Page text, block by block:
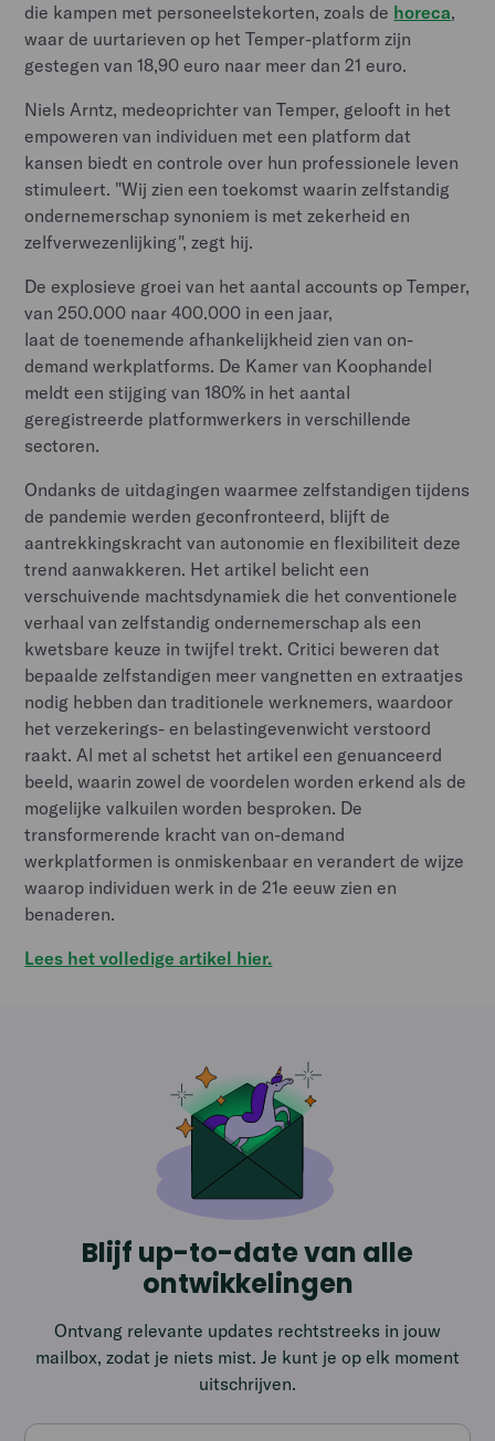
die kampen met personeelstekorten, zoals de horeca,
waar de uurtarieven op het Temper-platform zijn
gestegen van 18,90 euro naar meer dan 21 euro.
Niels Arntz, medeoprichter van Temper, gelooft in het
empoweren van individuen met een platform dat
kansen biedt en controle over hun professionele leven
stimuleert. "Wij zien een toekomst waarin zelfstandig
ondernemerschap synoniem is met zekerheid en
zelfverwezenlijking", zegt hij.
De explosieve groei van het aantal accounts op Temper,
van 250.000 naar 400.000 in een jaar,
laat de toenemende afhankelijkheid zien van on-
demand werkplatforms. De Kamer van Koophandel
meldt een stijging van 180% in het aantal
geregistreerde platformwerkers in verschillende
sectoren.
Ondanks de uitdagingen waarmee zelfstandigen tijdens
de pandemie werden geconfronteerd, blijft de
aantrekkingskracht van autonomie en flexibiliteit deze
trend aanwakkeren. Het artikel belicht een
verschuivende machtsdynamiek die het conventionele
verhaal van zelfstandig ondernemerschap als een
kwetsbare keuze in twijfel trekt. Critici beweren dat
bepaalde zelfstandigen meer vangnetten en extraatjes
nodig hebben dan traditionele werknemers, waardoor
het verzekerings- en belastingevenwicht verstoord
raakt. Al met al schetst het artikel een genuanceerd
beeld, waarin zowel de voordelen worden erkend als de
mogelijke valkuilen worden besproken. De
transformerende kracht van on-demand
werkplatformen is onmiskenbaar en verandert de wijze
waarop individuen werk in de 21e eeuw zien en
benaderen.
Lees het volledige artikel hier.
Blijf up-to-date van alle
ontwikkelingen
Ontvang relevante updates rechtstreeks in jouw
mailbox, zodat je niets mist. Je kunt je op elk moment
uitschrijven.